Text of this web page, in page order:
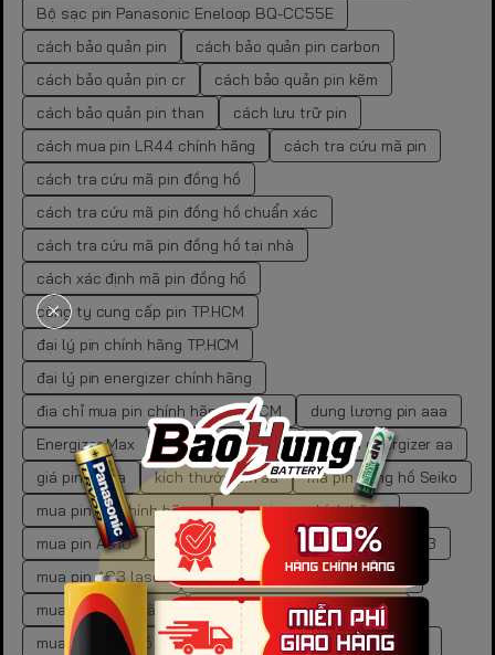
Bộ sạc pin Panasonic Eneloop BQ-CC55E
cách bảo quản pin
cách bảo quản pin carbon
cách bảo quản pin cr
cách bảo quản pin kẽm
cách bảo quản pin than
cách lưu trữ pin
cách mua pin LR44 chính hãng
cách tra cứu mã pin
cách tra cứu mã pin đồng hồ
cách tra cứu mã pin đồng hồ chuẩn xác
cách tra cứu mã pin đồng hồ tại nhà
cách xác định mã pin đồng hồ
công ty cung cấp pin TP.HCM
đại lý pin chính hãng TP.HCM
đại lý pin energizer chính hãng
địa chỉ mua pin chính hãng TP.HCM
dung lượng pin aaa
Energizer Max
Energizer Max AA
giá pin energizer aa
giá pin gp aa
kích thước pin aa
mã pin đồng hồ Seiko
mua pin 9V chính hãng
mua pin aa chính hãng
mua pin AG10
mua pin AG10 đồng hồ
mua pin AG3
mua pin AG3 laser
mua pin AG3 laser chính hãng
mua pin chính hãng
mua pin cr2450 chính hãng
mua pin đồng hồ Seiko chính hãng
mua pin gp ở đâu